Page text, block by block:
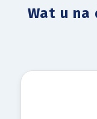
Wat u